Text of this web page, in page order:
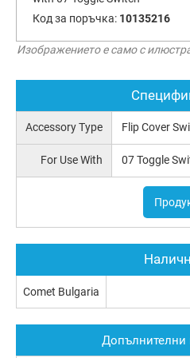
Код за поръчка: 10135216
Изображението е само с
Accessory Type Flip Cover
For Use With 07 Toggle
Comet Bulgaria
Допълнителни